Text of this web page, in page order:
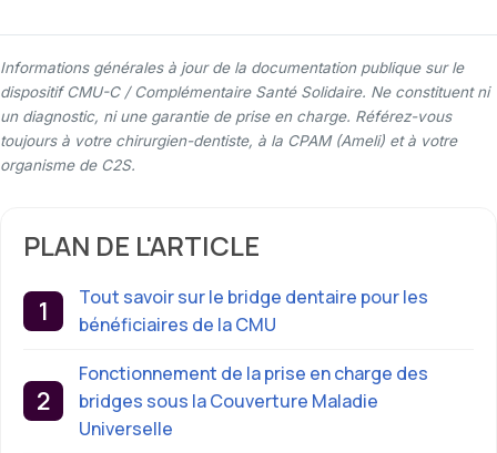
Informations générales à jour de la documentation publique sur le
dispositif CMU-C / Complémentaire Santé Solidaire. Ne constituent ni
un diagnostic, ni une garantie de prise en charge. Référez-vous
toujours à votre chirurgien-dentiste, à la CPAM (Ameli) et à votre
organisme de C2S.
PLAN DE L'ARTICLE
Tout savoir sur le bridge dentaire pour les
bénéficiaires de la CMU
Fonctionnement de la prise en charge des
bridges sous la Couverture Maladie
Universelle